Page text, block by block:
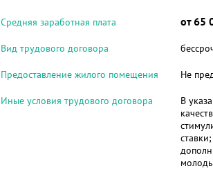
Средняя заработная плата от 65
Вид трудового договора
Предоставление жилого помещения Не
Иные условия трудового договора
В